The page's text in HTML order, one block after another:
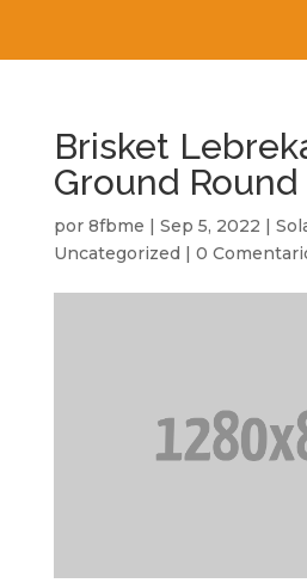
Brisket
Ground Round
por 8fbme | Sep 5, 2022 |
Uncategorized | 0